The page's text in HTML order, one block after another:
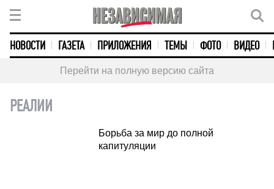
НОВОСТИ ГАЗЕТА ПРИЛОЖЕНИЯ ТЕМЫ ФОТО ВИДЕО
Перейти на полную версию сайта
РЕАЛИИ
Борьба за мир до полной
капитуляции